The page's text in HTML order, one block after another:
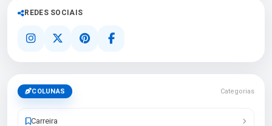
REDES SOCIAIS
COLUNAS Categorias
Carreira